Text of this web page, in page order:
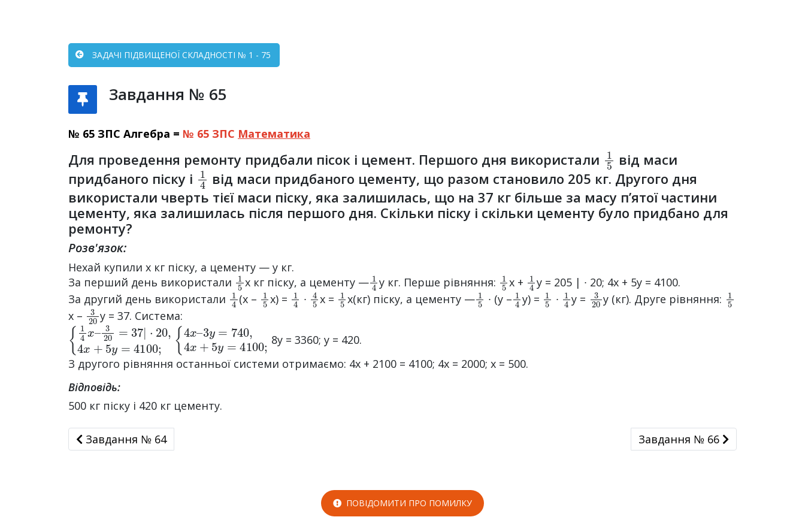
ЗАДАЧІ ПІДВИЩЕНОЇ СКЛАДНОСТІ № 1 - 75
Завдання № 65
№ 65 ЗПС Алгебра = № 65 ЗПС Математика
Для проведення ремонту придбали пісок і цемент. Першого дня використали 1 від маси
придбаного піску і 14від маси придбаного цементу, що разом становило 205 кг. Другого дня
використали чверть тієї маси піску, яка залишилась, що на 37 кг більше за масу п’ятої частини
цементу, яка залишилась після першого дня. Скільки піску і скільки цементу було придбано для
ремонту?
Розв'язок:
Нехай купили х кг піску, а цементу — у кг.
За перший день використали 15х кг піску, а цементу — 1 y кг. Перше рівняння: 1 х + 1 y = 205 | ∙ 20; 4x + 5y = 4100.
За другий день використали 14(x – 15x) = 1 4∙ 45x = 15
x(кг) піску, а цементу —15∙ (у –14у) = 1 5∙ 14у = 320y (кг). Друге рівняння: 1
x – 320y = 37. Система:
{14x–320= 37|
20,4x+5 y= 4100; {4x–
3y=740 ,4x+5y
8y = 3360; у = 420.
З другого рівняння останньої системи отримаємо: 4х + 2100 = 4100; 4х = 2000; х = 500.
Відповідь:
500 кг піску і 420 кг цементу.
Завдання № 64
Завдання № 64 Завдання № 66
Завдання № 66
ПОВІДОМИТИ ПРО ПОМИЛКУ